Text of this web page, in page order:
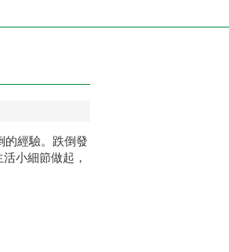
的經驗。跌倒發
小細節做起，